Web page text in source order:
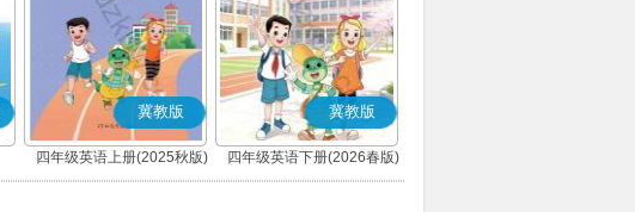
冀教版
四年级英语上册(2025秋版)
(三年级起点)
冀教版
四年级英语下册(2026春版)
(三年级起点)